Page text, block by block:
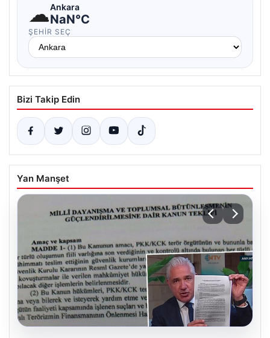
☁Ankara
NaN°C
ŞEHIR SEÇ
Bizi Takip Edin
Yan Manşet